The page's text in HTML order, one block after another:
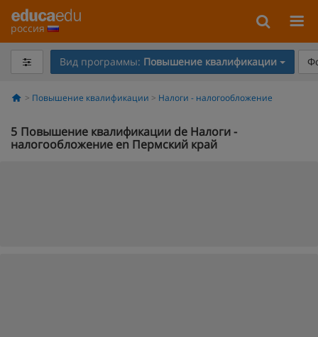
россия
Вид программы: Повышение квалификации
Повышение квалификации Налоги - налогообложение
5 Повышение квалификации de Налоги -
налогообложение en Пермский край